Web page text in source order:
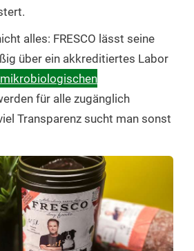
alles: FRESCO lässt seine
über ein akkreditiertes Labor
für alle zugänglich
Transparenz sucht man sonst